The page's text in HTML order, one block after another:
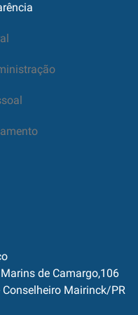
Marins de Camargo,106
Conselheiro Mairinck/PR